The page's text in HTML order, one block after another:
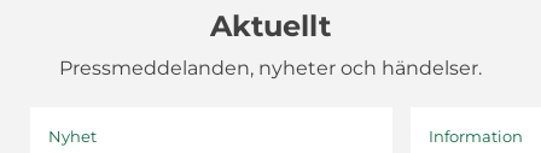
Aktuellt
Pressmeddelanden, nyheter och händelser.
Nyhet Information